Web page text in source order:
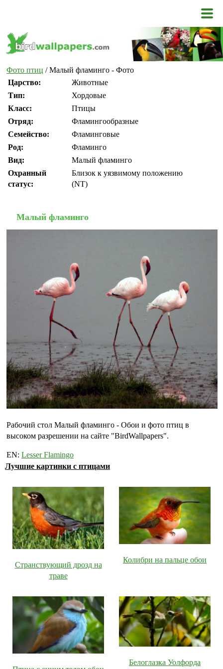
Фото птиц / Малый фламинго - Фото
Царство:
Животные
Тип:
Хордовые
Класс:
Птицы
Отряд:
Фламингообразные
Семейство:
Фламинговые
Род:
Фламинго
Вид:
Малый фламинго
Охранный
статус:
Близок к уязвимому положению
(NT)
Малый фламинго
Рабочий стол Малый фламинго - Обои и фото птиц в
высоком разрешении на сайте "BirdWallpapers".
EN: Lesser Flamingo
Лучшие картинки с птицами
Странствующий дрозд на
траве
Колибри на пальце обои
Белоглазка Уолфорда